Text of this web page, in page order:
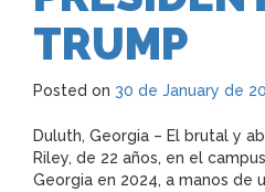
TRUMP
Posted on 30 de January de
Duluth, Georgia – El brutal y
Riley, de 22 años, en el
Georgia en 2024, a manos de